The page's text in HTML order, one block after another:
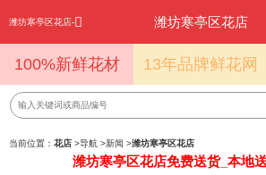
潍坊寒亭区花店- 潍坊寒亭区花店
100%新鲜花材 13年品牌鲜花网
当前位置： 花店 >导航 >新闻 >潍坊寒亭区花店
潍坊寒亭区花店免费送货_本地